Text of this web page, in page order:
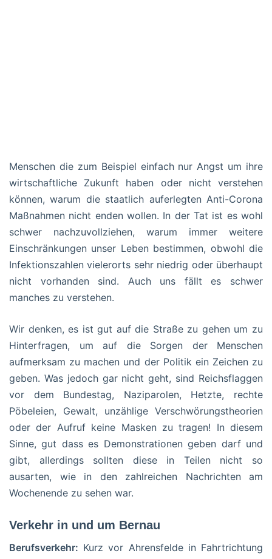
Menschen die zum Beispiel einfach nur Angst um ihre
wirtschaftliche Zukunft haben oder nicht verstehen
können, warum die staatlich auferlegten Anti-Corona
Maßnahmen nicht enden wollen. In der Tat ist es wohl
schwer nachzuvollziehen, warum immer weitere
Einschränkungen unser Leben bestimmen, obwohl die
Infektionszahlen vielerorts sehr niedrig oder überhaupt
nicht vorhanden sind. Auch uns fällt es schwer
manches zu verstehen.
Wir denken, es ist gut auf die Straße zu gehen um zu
Hinterfragen, um auf die Sorgen der Menschen
aufmerksam zu machen und der Politik ein Zeichen zu
geben. Was jedoch gar nicht geht, sind Reichsflaggen
vor dem Bundestag, Naziparolen, Hetzte, rechte
Pöbeleien, Gewalt, unzählige Verschwörungstheorien
oder der Aufruf keine Masken zu tragen! In diesem
Sinne, gut dass es Demonstrationen geben darf und
gibt, allerdings sollten diese in Teilen nicht so
ausarten, wie in den zahlreichen Nachrichten am
Wochenende zu sehen war.
Verkehr in und um Bernau
Berufsverkehr: Kurz vor Ahrensfelde in Fahrtrichtung